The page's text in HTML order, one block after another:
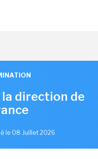
direction de
le 08 Juillet 2026